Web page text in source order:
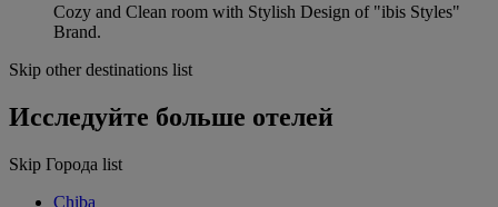
Cozy and Clean room with Stylish Design of "ibis Styles"
Brand.
Skip other destinations list
Исследуйте больше отелей
Skip Города list
Chiba